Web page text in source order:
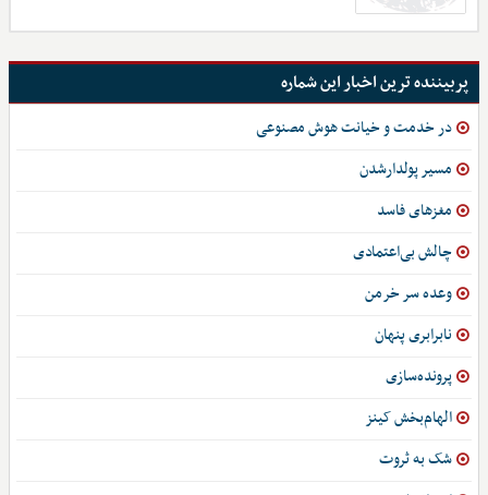
پربیننده ترین اخبار این شماره
در خدمت و خیانت هوش مصنوعی
مسیر پولدارشدن
مغزهای فاسد
چالش بی‌اعتمادی
وعده سر خرمن
نابرابری پنهان
پرونده‌سازی
الهام‌بخش کینز
شک به ثروت